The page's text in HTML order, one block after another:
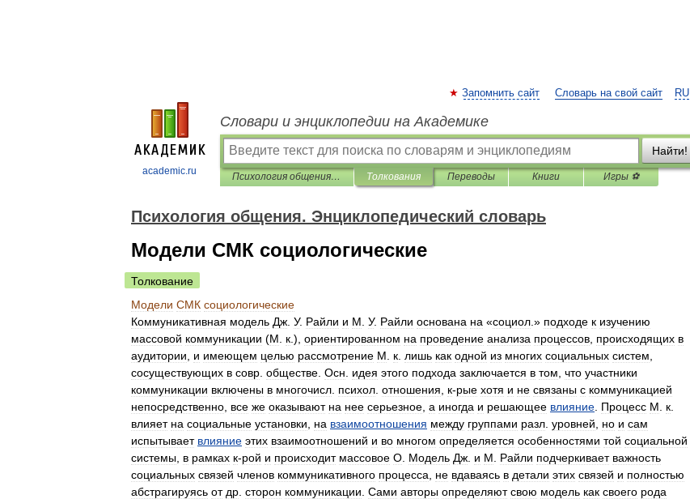
academic.ru
RU
Запомнить сайт Словарь на свой сайт
Словари и энциклопедии на Академике
Найти!
Психология общения. Энциклопедический словарь Толкования Переводы Книги Игры ⚽
Психология общения. Энциклопедический словарь
Модели СМК социологические
Толкование
Модели СМК социологические
Коммуникативная модель Дж У. Райли и М У. Райли основана на «социол .» подходе к изучению
массовой коммуникации (М к .), ориентированном на проведение анализа процессов происходящих в
аудитории
и имеющем целью рассмотрение М к лишь как одной из многих социальных систем
сосуществующих в совр обществе Осн идея этого подхода заключается в том что участники
коммуникации включены в многочисл психол отношения к-рые хотя и не связаны с коммуникацией
непосредственно все же оказывают на нее серьезное а иногда и решающее влияние Процесс М к
влияет на социальные установки на взаимоотношения между группами разл уровней но и сам
испытывает влияние этих взаимоотношений и во многом определяется особенностями той социальной
системы в рамках к-рой и происходит массовое О Модель Дж и M Райли подчеркивает важность
социальных связей членов коммуникативного процесса не вдаваясь в детали этих связей и полностью
абстрагируясь от др сторон коммуникации Сами авторы определяют свою модель как своего рода